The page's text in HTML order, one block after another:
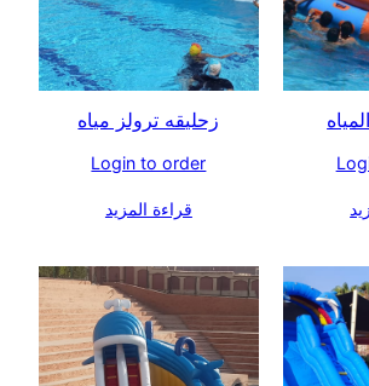
زحليقه ترولز مياه
Login to order
قراءة المزيد